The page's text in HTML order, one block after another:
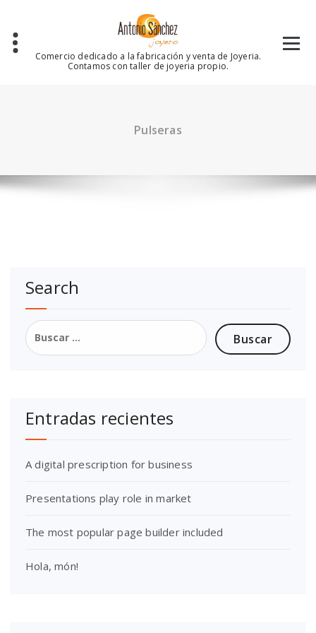
contenido
Comercio dedicado a la fabricación y venta de Joyeria.
Contamos con taller de joyeria propio.
Pulseras
Search
Buscar:
Entradas recientes
A digital prescription for business
Presentations play role in market
The most popular page builder included
Hola, món!